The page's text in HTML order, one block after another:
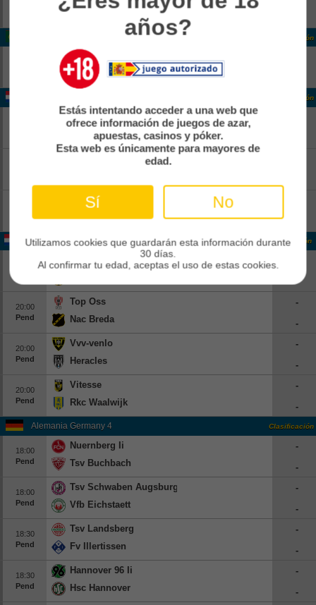
Clasificación
Estoril
Famalicao
Clasificación
FC Dordrecht
Jong Ajax
Pend
Top Oss
Nac Breda
Holanda Eerste Divisie Clasificación
FC Emmen
-
20:00
Pend
Top Oss
Nac Breda
-
-
20:00
Pend
Vvv-venlo
Heracles
-
-
20:00
Pend
Vitesse
Rkc Waalwijk
-
-
Alemania Germany 4 Clasificación
18:00
Pend
Nuernberg Ii
Tsv Buchbach
-
-
18:00
Pend
Tsv Schwaben Augsburg
Vfb Eichstaett
-
-
18:30
Pend
Tsv Landsberg
Fv Illertissen
-
-
18:30
Pend
Hannover 96 Ii
Hsc Hannover
-
-
años?
Estás intentando acceder a una web que
ofrece información de juegos de azar,
apuestas, casinos y póker.
Esta web es únicamente para mayores de
edad.
Sí No
Utilizamos cookies que guardarán esta información durante
30 días.
Al confirmar tu edad, aceptas el uso de estas cookies.